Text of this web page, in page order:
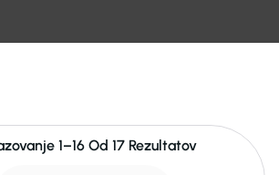
1–16 Od 17 Rezultatov